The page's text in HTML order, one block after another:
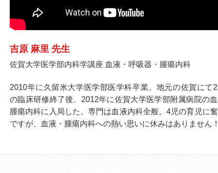
吉原 麻里 先生
佐賀大学医学部内科学講座 血液・呼吸器・腫瘍内科
2010年に久留米大学医学部医学科卒業、地元の佐賀にて
の臨床研修終了後、2012年に佐賀大学医学部附属病院の
腫瘍内科に入局した。専門は血液内科全般。4児の育児に
ですが、血液・腫瘍内科への熱い思いに休みはありません